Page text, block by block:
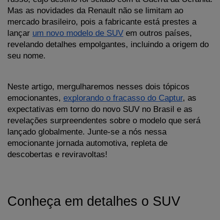
Mas as novidades da Renault não se limitam ao
mercado brasileiro, pois a fabricante está prestes a
lançar um novo modelo de SUV em outros países,
revelando detalhes empolgantes, incluindo a origem do
seu nome.
Neste artigo, mergulharemos nesses dois tópicos
emocionantes, explorando o fracasso do Captur, as
expectativas em torno do novo SUV no Brasil e as
revelações surpreendentes sobre o modelo que será
lançado globalmente. Junte-se a nós nessa
emocionante jornada automotiva, repleta de
descobertas e reviravoltas!
Conheça em detalhes o SUV